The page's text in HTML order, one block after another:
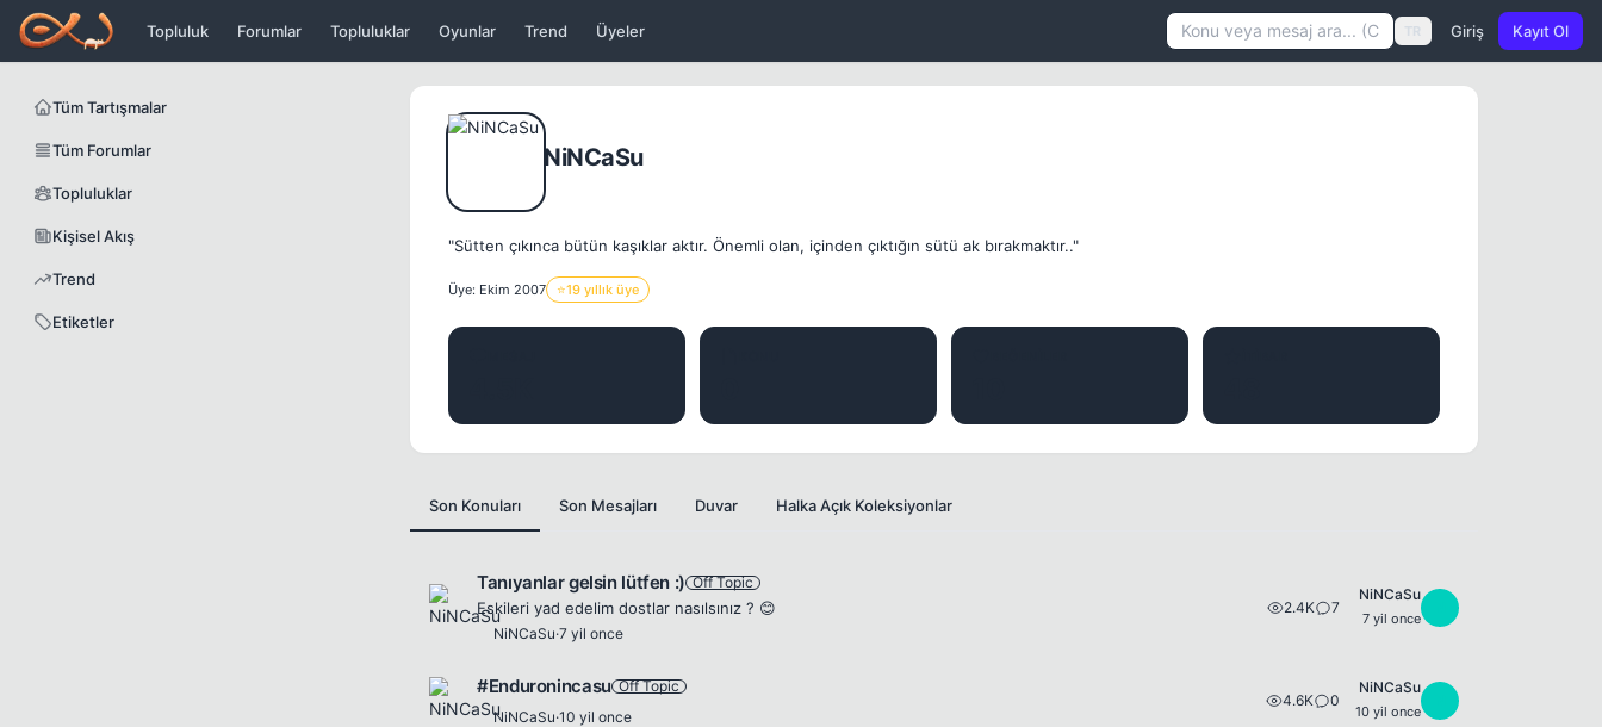
Icerige atla
Topluluk Forumlar Topluluklar Oyunlar Trend Üyeler TR Giriş Kayıt Ol
Tüm Tartışmalar
Tüm Forumlar
Topluluklar
Kişisel Akış
Trend
Etiketler
NiNCaSu
"Sütten çıkınca bütün kaşıklar aktır. Önemli olan, içinden çıktığın sütü ak bırakmaktır.."
Üye: Ekim 2007 ⭐19 yıllık üye
Son Konuları Son Mesajları Duvar Halka Açık Koleksiyonlar
Tanıyanlar gelsin lütfen :) Off Topic
Eskileri yad edelim dostlar nasılsınız ? 😊
NiNCaSu·7 yil once
2.4K 7
NiNCaSu
7 yil once
#Enduronincasu Off Topic
NiNCaSu·10 yil once
4.6K 0
NiNCaSu
10 yil once